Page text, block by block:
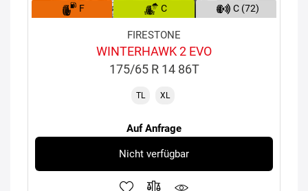
F C C (72)
FIRESTONE
WINTERHAWK 2 EVO
175/65 R 14 86T
TL XL
Auf Anfrage
Nicht verfügbar